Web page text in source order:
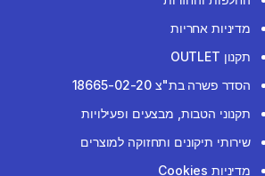
מדיניות אחריות
תקנון OUTLET
הסדר פשרה בת"צ 18665-02-20
תקנוני הטבות, מבצעים ופעילויות
שירותי תיקונים ותחזוקה למוצרים
מדיניות Cookies